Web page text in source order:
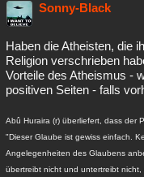
Lesenswert
Sonny-Black
Haben die Atheisten, die
Religion verschrieben
Vorteile des Atheismus -
‎positiven Seiten - falls
Abû Huraira (r) überliefert, dass der
"Dieser Glaube ist gewiss einfach.
Angelegenheiten des Glaubens
übertreibt nicht und untertreibt